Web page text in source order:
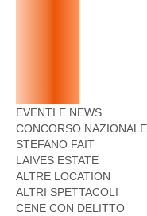
EVENTI E NEWS
CONCORSO
STEFANO FAIT
LAIVES ESTATE
ALTRE LOCATION
ALTRI SPETTACOLI
CENE CON DELITTO